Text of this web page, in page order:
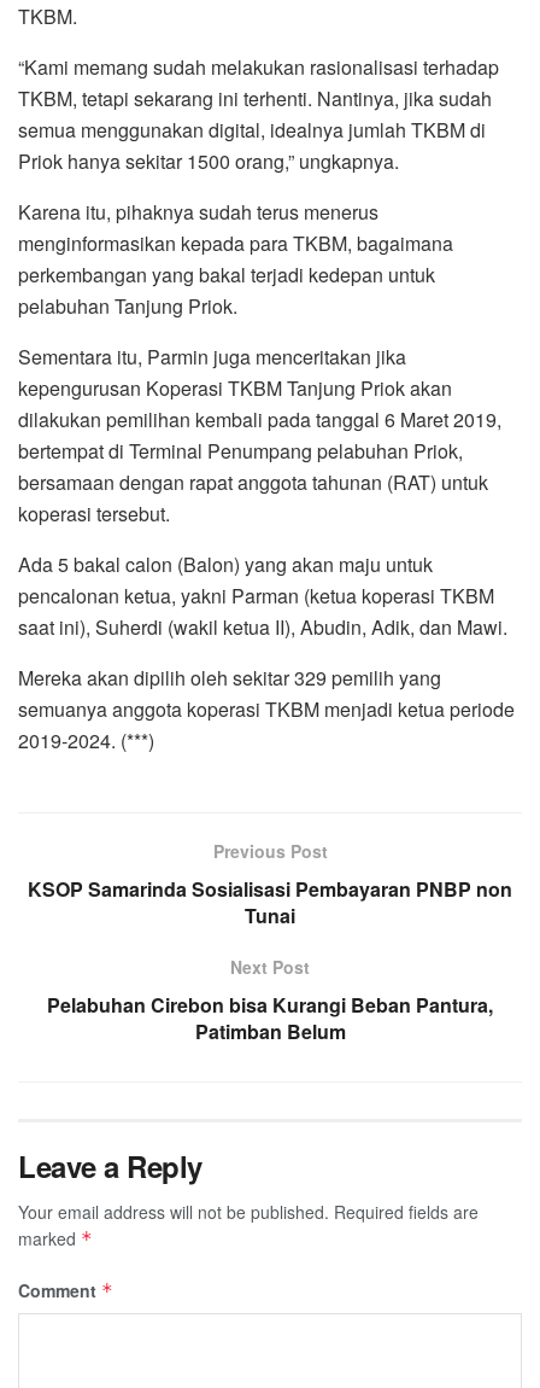
TKBM.
“Kami memang sudah melakukan rasionalisasi terhadap
TKBM, tetapi sekarang ini terhenti. Nantinya, jika sudah
semua menggunakan digital, idealnya jumlah TKBM di
Priok hanya sekitar 1500 orang,” ungkapnya.
Karena itu, pihaknya sudah terus menerus
menginformasikan kepada para TKBM, bagaimana
perkembangan yang bakal terjadi kedepan untuk
pelabuhan Tanjung Priok.
Sementara itu, Parmin juga menceritakan jika
kepengurusan Koperasi TKBM Tanjung Priok akan
dilakukan pemilihan kembali pada tanggal 6 Maret 2019,
bertempat di Terminal Penumpang pelabuhan Priok,
bersamaan dengan rapat anggota tahunan (RAT) untuk
koperasi tersebut.
Ada 5 bakal calon (Balon) yang akan maju untuk
pencalonan ketua, yakni Parman (ketua koperasi TKBM
saat ini), Suherdi (wakil ketua II), Abudin, Adik, dan Mawi.
Mereka akan dipilih oleh sekitar 329 pemilih yang
semuanya anggota koperasi TKBM menjadi ketua periode
2019-2024. (***)
Previous Post
KSOP Samarinda Sosialisasi Pembayaran PNBP non
Tunai
Next Post
Pelabuhan Cirebon bisa Kurangi Beban Pantura,
Patimban Belum
Leave a Reply
Your email address will not be published. Required fields are
marked *
Comment *